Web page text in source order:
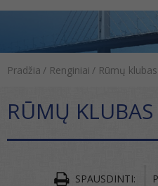
Pradžia / Renginiai / Rūmų klubas
RŪMŲ KLUBAS
SPAUSDINTI: